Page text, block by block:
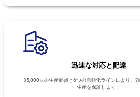
迅速な対応と配達
35,000㎡の生産拠点と6つの自動化ラインにより、
生産を保証します。